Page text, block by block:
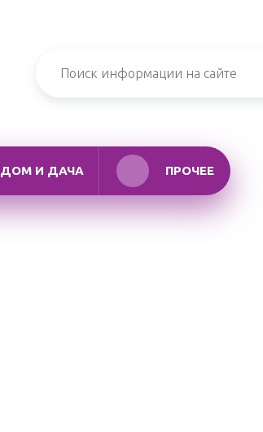
ДОМ И ДАЧА ПРОЧЕЕ